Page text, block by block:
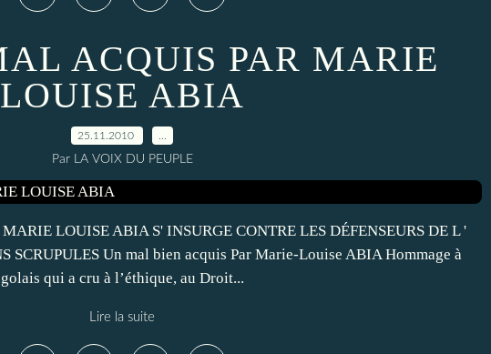
ACQUIS PAR MARIE
LOUISE ABIA
25.11.2010
Par LA VOIX DU PEUPLE
LOUISE ABIA S' INSURGE CONTRE LES DÉFENSEURS DE L '
SCRUPULES Un mal bien acquis Par Marie-Louise ABIA Hommage à
qui a cru à l’éthique, au Droit...
Lire la suite